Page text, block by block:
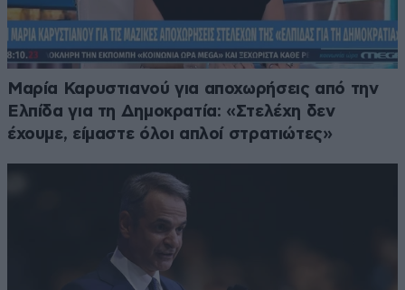
Μαρία Καρυστιανού για αποχωρήσεις από την
Ελπίδα για τη Δημοκρατία: «Στελέχη δεν
έχουμε, είμαστε όλοι απλοί στρατιώτες»